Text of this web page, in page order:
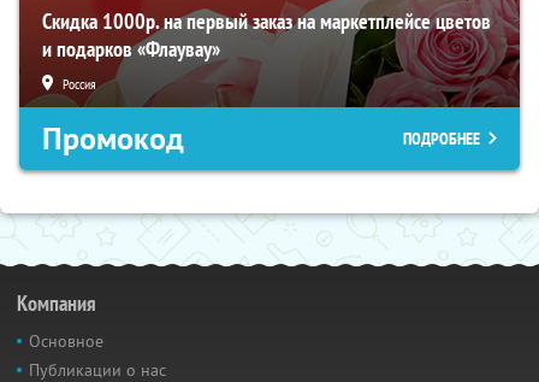
Скидка 1000р. на первый заказ на маркетплейсе цветов
и подарков «Флаувау»
Россия
Промокод ПОДРОБНЕЕ
Компания
Основное
Публикации о нас